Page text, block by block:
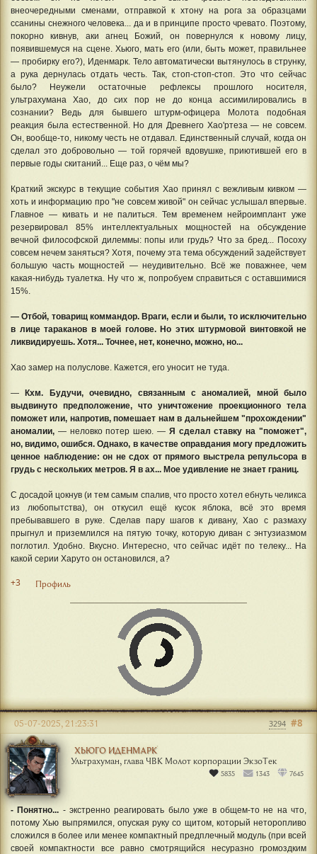
внеочередными сменами, отправкой к хтону на рога за образцами
ссанины снежного человека... да и в принципе просто чревато. Поэтому,
покорно кивнув, аки агнец Божий, он повернулся к новому лицу,
появившемуся на сцене. Хьюго, мать его (или, быть может, правильнее
— пробирку его?), Иденмарк. Тело автоматически вытянулось в струнку,
а рука дернулась отдать честь. Так, стоп-стоп-стоп. Это что сейчас
было? Неужели остаточные рефлексы прошлого носителя,
ультрахумана Хао, до сих пор не до конца ассимилировались в
сознании? Ведь для бывшего штурм-офицера Молота подобная
реакция была естественной. Но для Древнего Хао'ртеза — не совсем.
Он, вообще-то, никому честь не отдавал. Единственный случай, когда он
сделал это добровольно — той горячей вдовушке, приютившей его в
первые годы скитаний... Еще раз, о чём мы?
Краткий экскурс в текущие события Хао принял с вежливым кивком —
хоть и информацию про "не совсем живой" он сейчас услышал впервые.
Главное — кивать и не палиться. Тем временем нейроимплант уже
резервировал 85% интеллектуальных мощностей на обсуждение
вечной философской дилеммы: попы или грудь? Что за бред... Посоху
совсем нечем заняться? Хотя, почему эта тема обсуждений задействует
большую часть мощностей — неудивительно. Всё же поважнее, чем
какая-нибудь туалетка. Ну что ж, попробуем справиться с оставшимися
15%.
— Отбой, товарищ коммандор. Враги, если и были, то исключительно
в лице тараканов в моей голове. Но этих штурмовой винтовкой не
ликвидируешь. Хотя... Точнее, нет, конечно, можно, но...
Хао замер на полуслове. Кажется, его уносит не туда.
—Кхм. Будучи, очевидно, связанным с аномалией, мной было
выдвинуто предположение, что уничтожение проекционного тела
поможет или, напротив, помешает нам в дальнейшем "прохождении"
аномалии, — неловко потер шею. — Я сделал ставку на "поможет",
но, видимо, ошибся. Однако, в качестве оправдания могу предложить
ценное наблюдение: он не сдох от прямого выстрела репульсора в
грудь с нескольких метров. Я в ах... Мое удивление не знает границ.
С досадой цокнув (и тем самым спалив, что просто хотел ебнуть челикса
из любопытства), он откусил ещё кусок яблока, всё это время
пребывавшего в руке. Сделав пару шагов к дивану, Хао с размаху
прыгнул и приземлился на пятую точку, которую диван с энтузиазмом
поглотил. Удобно. Вкусно. Интересно, что сейчас идёт по телеку... На
какой серии Харуто он остановился, а?
+3 Профиль
ХЬЮГО ИДЕНМАРК
Ультрахуман, глава ЧВК Молот корпорации ЭкзоТек
5835 1343 7645
#8
05-07-2025, 21:23:31 3294
- Понятно... - экстренно реагировать было уже в общем-то не на что,
потому Хью выпрямился, опуская руку со щитом, который неторопливо
сложился в более или менее компактный предплечный модуль (при всей
своей компактности все равно смотрящийся несуразно громоздким